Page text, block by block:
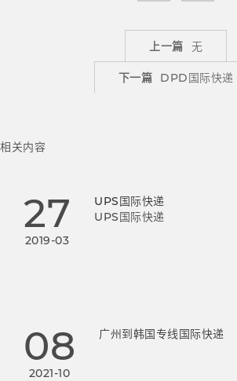
上一篇 无
下一篇 DPD国际快递
相关内容
27
2019-03
UPS国际快递
UPS国际快递
08
2021-10
广州到韩国专线国际快递